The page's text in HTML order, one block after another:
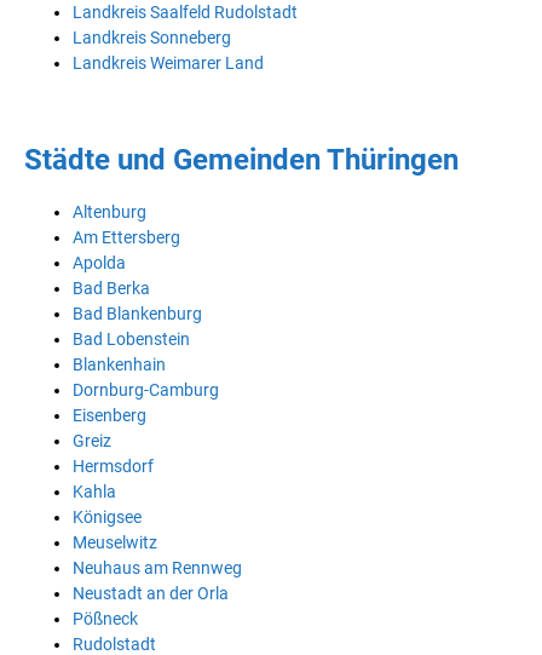
Landkreis Saalfeld Rudolstadt
Landkreis Sonneberg
Landkreis Weimarer Land
Städte und Gemeinden Thüringen
Altenburg
Am Ettersberg
Apolda
Bad Berka
Bad Blankenburg
Bad Lobenstein
Blankenhain
Dornburg-Camburg
Eisenberg
Greiz
Hermsdorf
Kahla
Königsee
Meuselwitz
Neuhaus am Rennweg
Neustadt an der Orla
Pößneck
Rudolstadt